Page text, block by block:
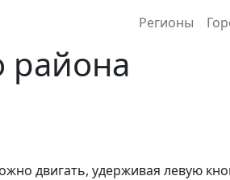
Регионы
района
двигать, удерживая левую